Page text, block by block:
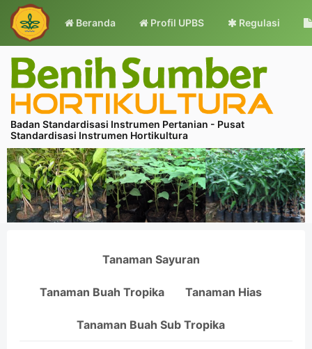
Beranda Profil UPBS Regulasi
Badan Standardisasi Instrumen Pertanian - Pusat
Standardisasi Instrumen Hortikultura
Tanaman Sayuran
Tanaman Buah Tropika Tanaman Hias
Tanaman Buah Sub Tropika